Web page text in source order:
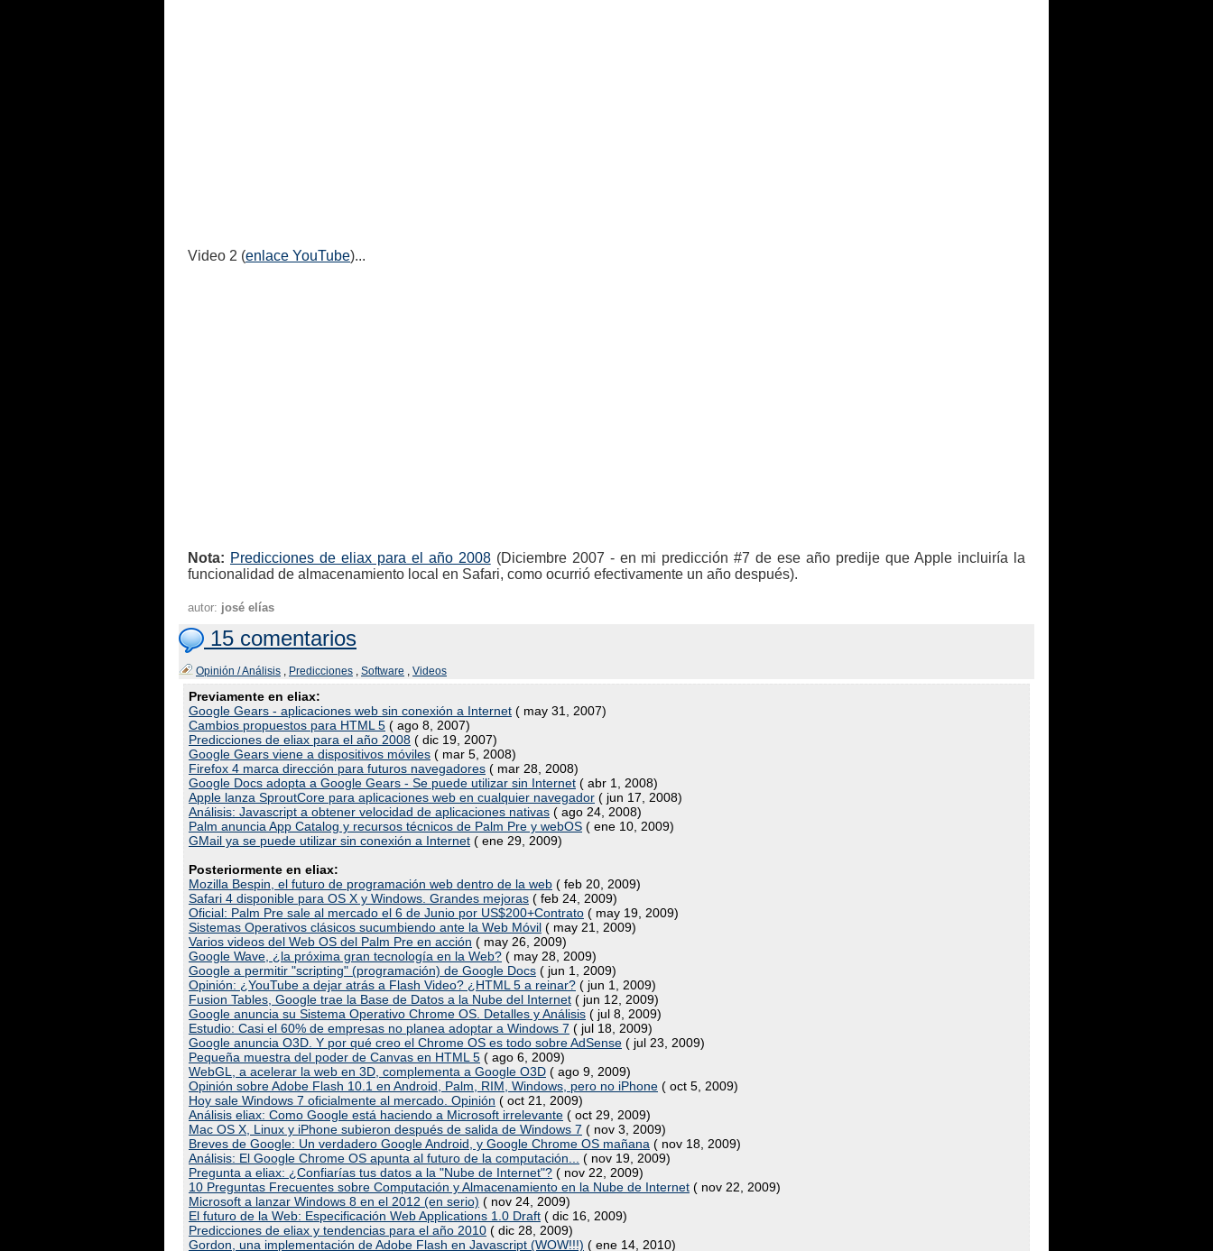
Video 2 (enlace YouTube)...
Nota: Predicciones de eliax para el año 2008(Diciembre 2007 - en mi predicción #7 de ese año predije que Apple incluiría la
funcionalidad de almacenamiento local en Safari, como ocurrió efectivamente un año después).
autor: josé elías
15 comentarios
Opinión / Análisis , Predicciones , Software , Videos
Previamente en eliax:
Google Gears - aplicaciones web sin conexión a Internet ( may 31, 2007)
Cambios propuestos para HTML 5 ( ago 8, 2007)
Predicciones de eliax para el año 2008 ( dic 19, 2007)
Google Gears viene a dispositivos móviles ( mar 5, 2008)
Firefox 4 marca dirección para futuros navegadores ( mar 28, 2008)
Google Docs adopta a Google Gears - Se puede utilizar sin Internet ( abr 1, 2008)
Apple lanza SproutCore para aplicaciones web en cualquier navegador ( jun 17, 2008)
Análisis: Javascript a obtener velocidad de aplicaciones nativas ( ago 24, 2008)
Palm anuncia App Catalog y recursos técnicos de Palm Pre y webOS ( ene 10, 2009)
GMail ya se puede utilizar sin conexión a Internet ( ene 29, 2009)
Posteriormente en eliax:
Mozilla Bespin, el futuro de programación web dentro de la web ( feb 20, 2009)
Safari 4 disponible para OS X y Windows. Grandes mejoras ( feb 24, 2009)
Oficial: Palm Pre sale al mercado el 6 de Junio por US$200+Contrato ( may 19, 2009)
Sistemas Operativos clásicos sucumbiendo ante la Web Móvil ( may 21, 2009)
Varios videos del Web OS del Palm Pre en acción ( may 26, 2009)
Google Wave, ¿la próxima gran tecnología en la Web? ( may 28, 2009)
Google a permitir "scripting" (programación) de Google Docs ( jun 1, 2009)
Opinión: ¿YouTube a dejar atrás a Flash Video? ¿HTML 5 a reinar? ( jun 1, 2009)
Fusion Tables, Google trae la Base de Datos a la Nube del Internet ( jun 12, 2009)
Google anuncia su Sistema Operativo Chrome OS. Detalles y Análisis ( jul 8, 2009)
Estudio: Casi el 60% de empresas no planea adoptar a Windows 7 ( jul 18, 2009)
Google anuncia O3D. Y por qué creo el Chrome OS es todo sobre AdSense ( jul 23, 2009)
Pequeña muestra del poder de Canvas en HTML 5 ( ago 6, 2009)
WebGL, a acelerar la web en 3D, complementa a Google O3D ( ago 9, 2009)
Opinión sobre Adobe Flash 10.1 en Android, Palm, RIM, Windows, pero no iPhone ( oct 5, 2009)
Hoy sale Windows 7 oficialmente al mercado. Opinión ( oct 21, 2009)
Análisis eliax: Como Google está haciendo a Microsoft irrelevante ( oct 29, 2009)
Mac OS X, Linux y iPhone subieron después de salida de Windows 7 ( nov 3, 2009)
Breves de Google: Un verdadero Google Android, y Google Chrome OS mañana ( nov 18, 2009)
Análisis: El Google Chrome OS apunta al futuro de la computación...
( nov 19, 2009)
Pregunta a eliax: ¿Confiarías tus datos a la "Nube de Internet"? ( nov 22, 2009)
10 Preguntas Frecuentes sobre Computación y Almacenamiento en la Nube de Internet ( nov 22, 2009)
Microsoft a lanzar Windows 8 en el 2012 (en serio) ( nov 24, 2009)
El futuro de la Web: Especificación Web Applications 1.0 Draft ( dic 16, 2009)
Predicciones de eliax y tendencias para el año 2010 ( dic 28, 2009)
Gordon, una implementación de Adobe Flash en Javascript (WOW!!!) ( ene 14, 2010)